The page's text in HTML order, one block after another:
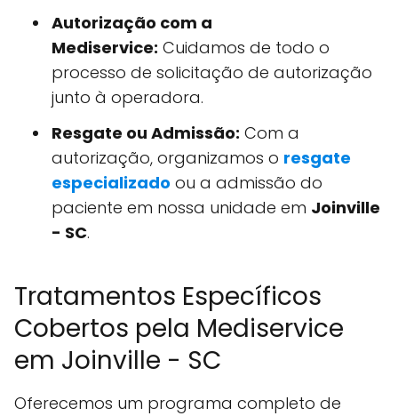
Autorização com a
Mediservice: Cuidamos de todo o
processo de solicitação de autorização
junto à operadora.
Resgate ou Admissão: Com a
autorização, organizamos o resgate
especializado ou a admissão do
paciente em nossa unidade em Joinville
- SC.
Tratamentos Específicos
Cobertos pela Mediservice
em Joinville - SC
Oferecemos um programa completo de